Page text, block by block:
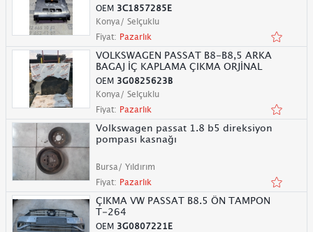
OEM 3C1857285E
Konya/ Selçuklu
Fiyat: Pazarlık
VOLKSWAGEN PASSAT B8-B8,5 ARKA
BAGAJ İÇ KAPLAMA ÇIKMA ORJİNAL
OEM 3G0825623B
Konya/ Selçuklu
Fiyat: Pazarlık
Volkswagen passat 1.8 b5 direksiyon
pompası kasnağı
Bursa/ Yıldırım
Fiyat: Pazarlık
ÇIKMA VW PASSAT B8.5 ÖN TAMPON
T-264
OEM 3G0807221E